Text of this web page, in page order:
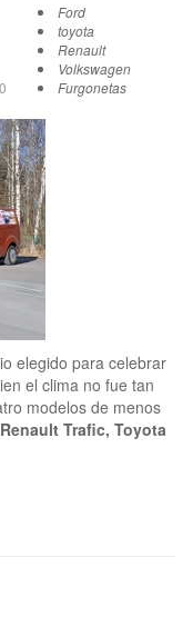
0
Ford
toyota
Renault
Volkswagen
Furgonetas
elegido para celebrar
el clima no fue tan
modelos de menos
Trafic, Toyota